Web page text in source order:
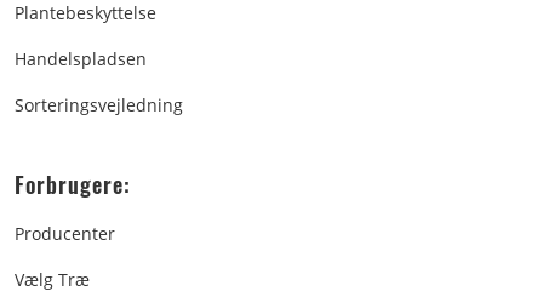
Plantebeskyttelse
Handelspladsen
Sorteringsvejledning
Forbrugere:
Producenter
Vælg Træ